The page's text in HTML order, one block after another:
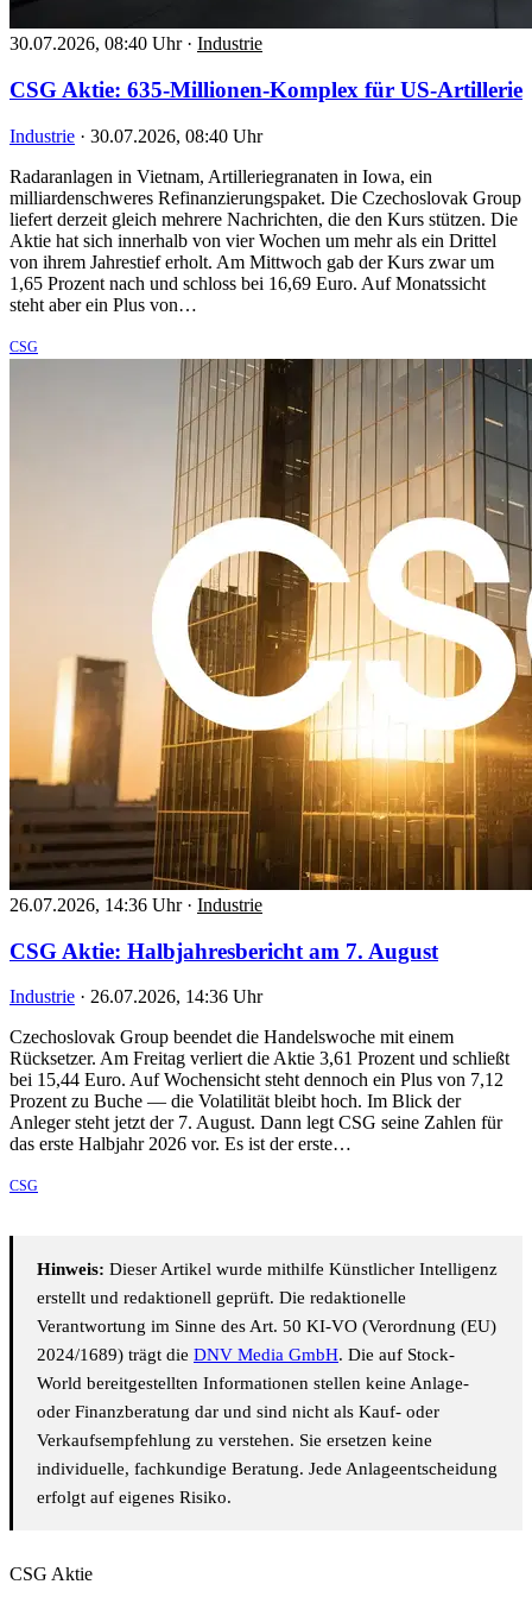
30.07.2026, 08:40 Uhr · Industrie
CSG Aktie: 635-Millionen-Komplex für US-Artillerie
Industrie · 30.07.2026, 08:40 Uhr
Radaranlagen in Vietnam, Artilleriegranaten in Iowa, ein
milliardenschweres Refinanzierungspaket. Die Czechoslovak Group
liefert derzeit gleich mehrere Nachrichten, die den Kurs stützen. Die
Aktie hat sich innerhalb von vier Wochen um mehr als ein Drittel
von ihrem Jahrestief erholt. Am Mittwoch gab der Kurs zwar um
1,65 Prozent nach und schloss bei 16,69 Euro. Auf Monatssicht
steht aber ein Plus von…
CSG
26.07.2026, 14:36 Uhr · Industrie
CSG Aktie: Halbjahresbericht am 7. August
Industrie · 26.07.2026, 14:36 Uhr
Czechoslovak Group beendet die Handelswoche mit einem
Rücksetzer. Am Freitag verliert die Aktie 3,61 Prozent und schließt
bei 15,44 Euro. Auf Wochensicht steht dennoch ein Plus von 7,12
Prozent zu Buche — die Volatilität bleibt hoch. Im Blick der
Anleger steht jetzt der 7. August. Dann legt CSG seine Zahlen für
das erste Halbjahr 2026 vor. Es ist der erste…
CSG
Hinweis: Dieser Artikel wurde mithilfe Künstlicher Intelligenz
erstellt und redaktionell geprüft. Die redaktionelle
Verantwortung im Sinne des Art. 50 KI-VO (Verordnung (EU)
2024/1689) trägt die DNV Media GmbH. Die auf Stock-
World bereitgestellten Informationen stellen keine Anlage-
oder Finanzberatung dar und sind nicht als Kauf- oder
Verkaufsempfehlung zu verstehen. Sie ersetzen keine
individuelle, fachkundige Beratung. Jede Anlageentscheidung
erfolgt auf eigenes Risiko.
CSG Aktie